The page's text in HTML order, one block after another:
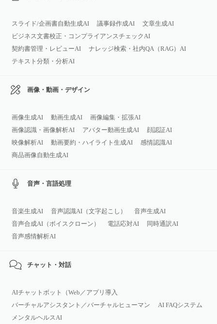
スライド/企画書自動生成AI 議事録作成AI
文章生成AI
ビジネス文書校正・コンプライアンスチェックAI
契約書管理・レビューAI
ナレッジ検索・社内QA（RAG）AI
テキスト分類・分析AI
画像・動画・デザイン
画像生成AI 動画生成AI
画像編集・拡張AI
画像認識・画像解析AI
アバター動画生成AI
顔認証AI
映像解析AI
動画要約・ハイライト生成AI
感情認識AI
商品画像自動生成AI
音声・言語処理
音楽生成AI 音声認識AI（文字起こし）
音声生成AI
音声合成AI（ボイスクローン）
電話応対AI
同時通訳AI
音声感情解析AI
チャット・対話
AIチャットボット（Web／アプリ導入
バーチャルアシスタント／バーチャルヒューマン
AI FAQシステム
メンタルヘルスAI